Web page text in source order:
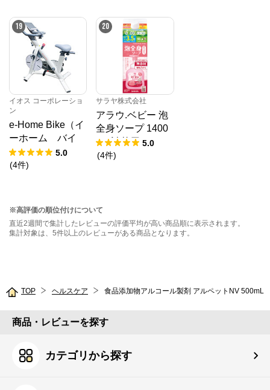
19
イオス コーポレーショ
ン
e-Home Bike（イ
ーホーム バイ
ク）フィットネス
バイク ホワイ
5.0
(4件)
20
サラヤ株式会社
アラウ.ベビー 泡
全身ソープ 1400
mL 詰替用 5.0
(4件)
※高評価の順位付けについて
直近2週間で集計したレビューの評価平均が高い商品順に表示されます。
集計対象は、5件以上のレビューがある商品となります。
TOP ヘルスケア 食品添加物アルコール製剤 アルペットNV 500mL
商品・レビューを探す
カテゴリから探す